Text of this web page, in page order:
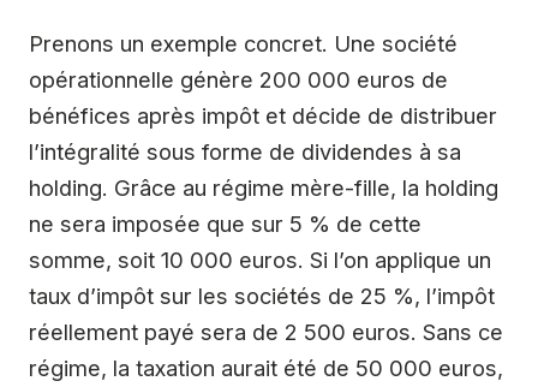
Prenons un exemple concret. Une société
opérationnelle génère 200 000 euros de
bénéfices après impôt et décide de distribuer
l’intégralité sous forme de dividendes à sa
holding. Grâce au régime mère-fille, la holding
ne sera imposée que sur 5 % de cette
somme, soit 10 000 euros. Si l’on applique un
taux d’impôt sur les sociétés de 25 %, l’impôt
réellement payé sera de 2 500 euros. Sans ce
régime, la taxation aurait été de 50 000 euros,